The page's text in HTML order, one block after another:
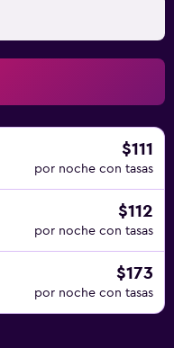
$111
por noche con tasas
$112
por noche con tasas
$173
por noche con tasas